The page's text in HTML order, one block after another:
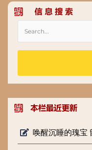
唤醒沉睡的瑰宝 留住市